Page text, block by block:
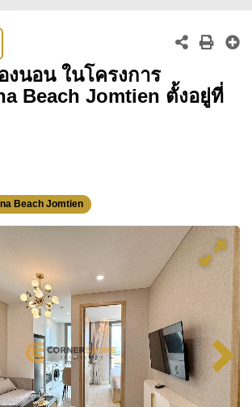
งนอน ในโครงการ
Beach Jomtien ตั้งอยู่ที่
Beach Jomtien